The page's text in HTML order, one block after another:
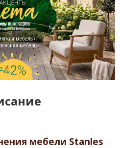
мебели Stanles